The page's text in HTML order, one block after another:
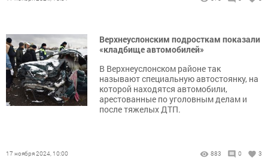
Верхнеуслонским подросткам показали
«кладбище автомобилей»
В Верхнеуслонском районе так
называют специальную автостоянку, на
которой находятся автомобили,
арестованные по уголовным делам и
после тяжелых ДТП.
17 ноября 2024, 10:00 883 0 3